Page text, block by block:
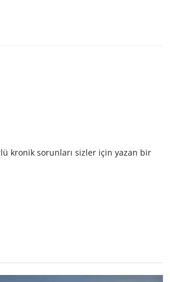
kronik sorunları sizler için yazan bir